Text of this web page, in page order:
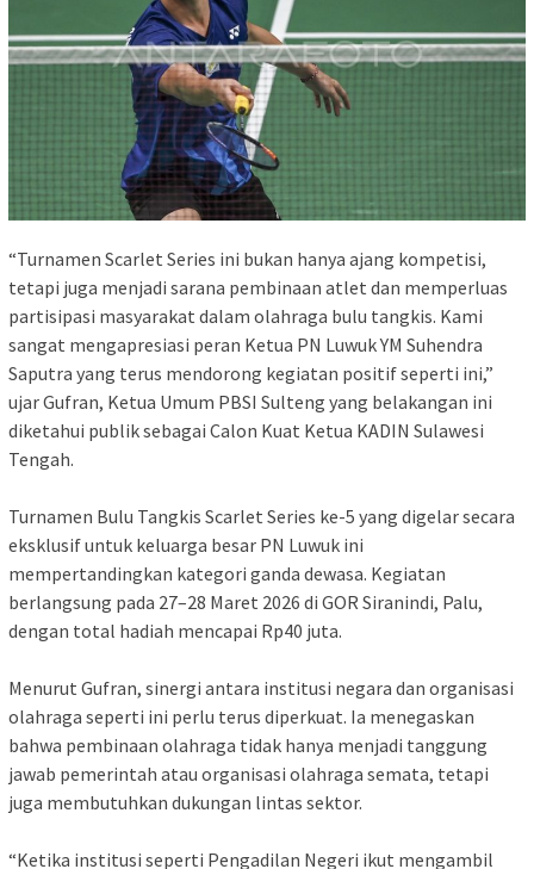
“Turnamen Scarlet Series ini bukan hanya ajang kompetisi,
tetapi juga menjadi sarana pembinaan atlet dan memperluas
partisipasi masyarakat dalam olahraga bulu tangkis. Kami
sangat mengapresiasi peran Ketua PN Luwuk YM Suhendra
Saputra yang terus mendorong kegiatan positif seperti ini,”
ujar Gufran, Ketua Umum PBSI Sulteng yang belakangan ini
diketahui publik sebagai Calon Kuat Ketua KADIN Sulawesi
Tengah.
Turnamen Bulu Tangkis Scarlet Series ke-5 yang digelar secara
eksklusif untuk keluarga besar PN Luwuk ini
mempertandingkan kategori ganda dewasa. Kegiatan
berlangsung pada 27–28 Maret 2026 di GOR Siranindi, Palu,
dengan total hadiah mencapai Rp40 juta.
Menurut Gufran, sinergi antara institusi negara dan organisasi
olahraga seperti ini perlu terus diperkuat. Ia menegaskan
bahwa pembinaan olahraga tidak hanya menjadi tanggung
jawab pemerintah atau organisasi olahraga semata, tetapi
juga membutuhkan dukungan lintas sektor.
“Ketika institusi seperti Pengadilan Negeri ikut mengambil